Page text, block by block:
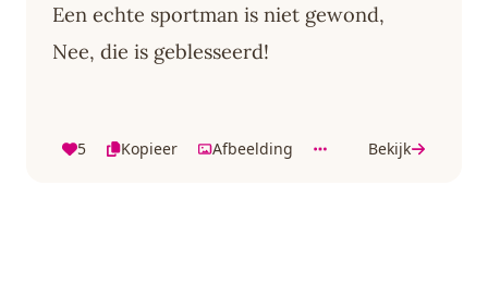
Een echte sportman is niet gewond,
Nee, die is geblesseerd!
5 Kopieer Afbeelding Bekijk